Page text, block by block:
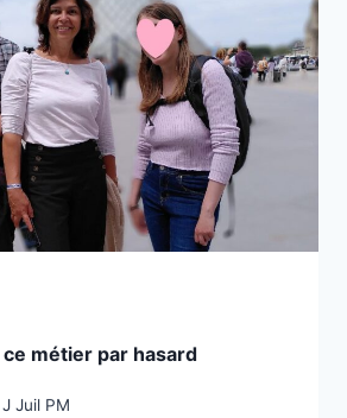
métier par hasard
J Juil PM